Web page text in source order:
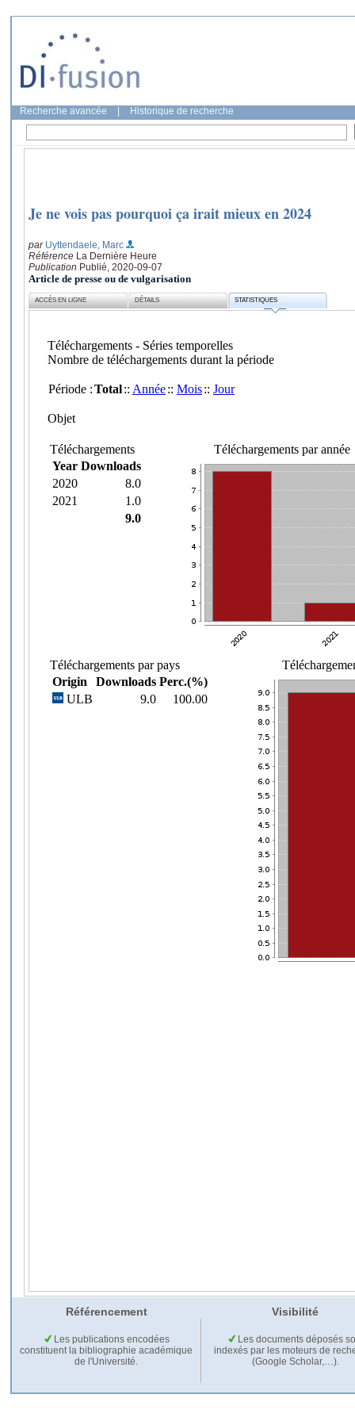
Recherche avancée Historique de recherche
Je ne vois pas pourquoi ça irait mieux en 2024
par Uyttendaele, Marc
Référence La Dernière Heure
Publication Publié, 2020-09-07
Article de presse ou de vulgarisation
ACCÈS EN LIGNE DÉTAILS STATISTIQUES
Référencement Visibilité
Les publications encodées
constituent la bibliographie académique
de l'Université.
Les documents déposés
indexés par les moteurs de
(Google Scholar,…).